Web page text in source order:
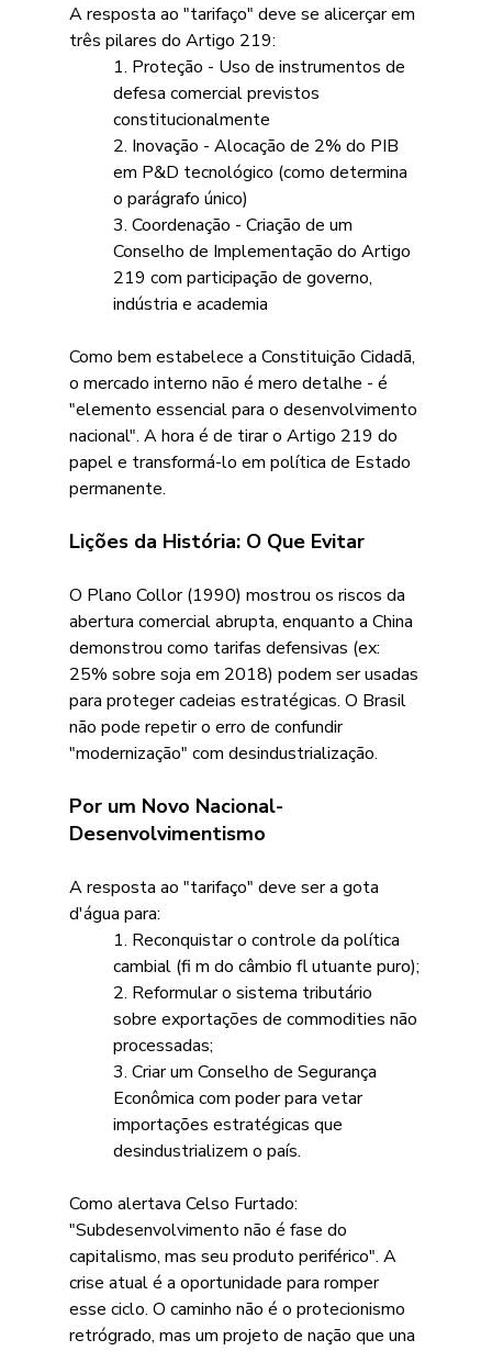
A resposta ao "tarifaço" deve se alicerçar em
três pilares do Artigo 219:
1. Proteção - Uso de instrumentos de
defesa comercial previstos
constitucionalmente
2. Inovação - Alocação de 2% do PIB
em P&D tecnológico (como determina
o parágrafo único)
3. Coordenação - Criação de um
Conselho de Implementação do Artigo
219 com participação de governo,
indústria e academia
Como bem estabelece a Constituição Cidadã,
o mercado interno não é mero detalhe - é
"elemento essencial para o desenvolvimento
nacional". A hora é de tirar o Artigo 219 do
papel e transformá-lo em política de Estado
permanente.
Lições da História: O Que Evitar
O Plano Collor (1990) mostrou os riscos da
abertura comercial abrupta, enquanto a China
demonstrou como tarifas defensivas (ex:
25% sobre soja em 2018) podem ser usadas
para proteger cadeias estratégicas. O Brasil
não pode repetir o erro de confundir
"modernização" com desindustrialização.
Por um Novo Nacional-
Desenvolvimentismo
A resposta ao "tarifaço" deve ser a gota
d'água para:
1. Reconquistar o controle da política
cambial (fi m do câmbio fl utuante puro);
2. Reformular o sistema tributário
sobre exportações de commodities não
processadas;
3. Criar um Conselho de Segurança
Econômica com poder para vetar
importações estratégicas que
desindustrializem o país.
Como alertava Celso Furtado:
"Subdesenvolvimento não é fase do
capitalismo, mas seu produto periférico". A
crise atual é a oportunidade para romper
esse ciclo. O caminho não é o protecionismo
retrógrado, mas um projeto de nação que una